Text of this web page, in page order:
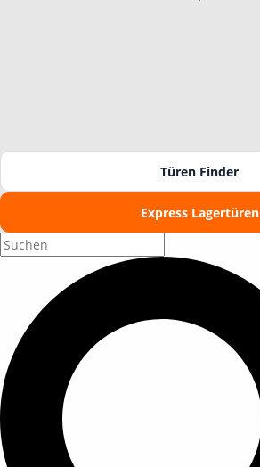
Türen Finder
Express Lagertüren